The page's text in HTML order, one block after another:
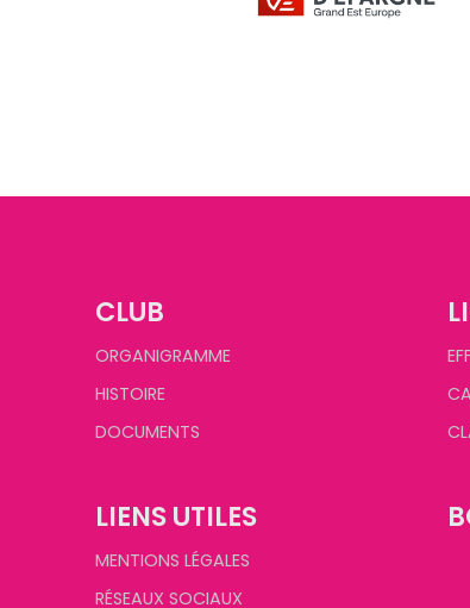
CLUB
ORGANIGRAMME
HISTOIRE
DOCUMENTS
LIENS UTILES
MENTIONS LÉGALES
RÉSEAUX SOCIAUX